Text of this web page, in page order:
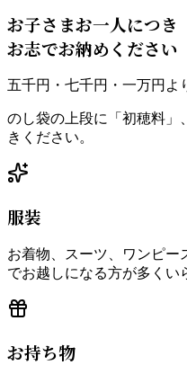
お子さまお一人につき
お志でお納めください
五千円・七千円・一万円よ
のし袋の上段に「初穂料」
きください。
服装
お着物、スーツ、ワンピー
でお越しになる方が多くい
お持ち物